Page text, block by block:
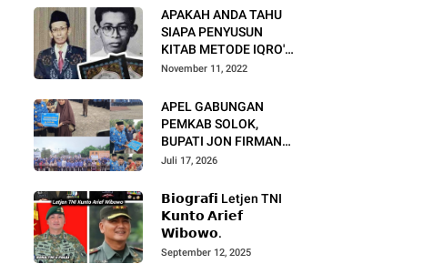
APAKAH ANDA TAHU
SIAPA PENYUSUN
KITAB METODE IQRO'?
INI BIOGRAFI KH. AS'AD
November 11, 2022
APEL GABUNGAN
PEMKAB SOLOK,
BUPATI JON FIRMAN
PANDU TEKANKAN ASN
DAN PELAYANAN
MASYARAKAT.
Juli 17, 2026
𝗕𝗶𝗼𝗴𝗿𝗮𝗳𝗶 Letjen TNI
𝗞𝘂𝗻𝘁𝗼 𝗔𝗿𝗶𝗲𝗳
𝗪𝗶𝗯𝗼𝘄𝗼.
September 12, 2025